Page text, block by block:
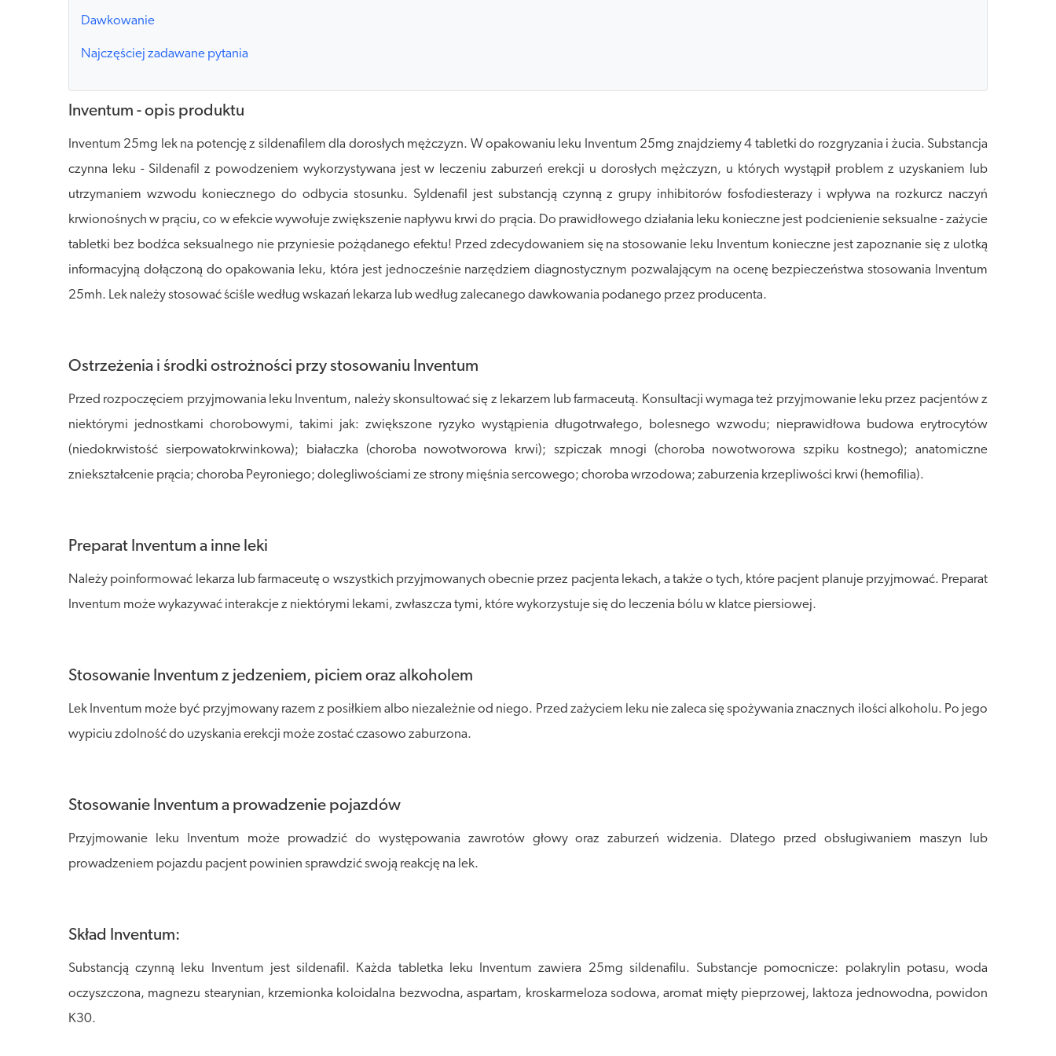
Dawkowanie
Najczęściej zadawane pytania
Inventum - opis produktu
Inventum 25mg lek na potencję z sildenafilem dla dorosłych mężczyzn. W opakowaniu leku Inventum 25mg znajdziemy 4 tabletki do rozgryzania i żucia. Substancja
czynna leku - Sildenafil z powodzeniem wykorzystywana jest w leczeniu zaburzeń erekcji u dorosłych mężczyzn, u których wystąpił problem z uzyskaniem lub
utrzymaniem wzwodu koniecznego do odbycia stosunku. Syldenafil jest substancją czynną z grupy inhibitorów fosfodiesterazy i wpływa na rozkurcz naczyń
krwionośnych w prąciu, co w efekcie wywołuje zwiększenie napływu krwi do prącia. Do prawidłowego działania leku konieczne jest podcienienie seksualne - zażycie
tabletki bez bodźca seksualnego nie przyniesie pożądanego efektu! Przed zdecydowaniem się na stosowanie leku Inventum konieczne jest zapoznanie się z ulotką
informacyjną dołączoną do opakowania leku, która jest jednocześnie narzędziem diagnostycznym pozwalającym na ocenę bezpieczeństwa stosowania Inventum
25mh. Lek należy stosować ściśle według wskazań lekarza lub według zalecanego dawkowania podanego przez producenta.
Ostrzeżenia i środki ostrożności przy stosowaniu Inventum
Przed rozpoczęciem przyjmowania leku Inventum, należy skonsultować się z lekarzem lub farmaceutą. Konsultacji wymaga też przyjmowanie leku przez pacjentów z
niektórymi jednostkami chorobowymi, takimi jak: zwiększone ryzyko wystąpienia długotrwałego, bolesnego wzwodu; nieprawidłowa budowa erytrocytów
(niedokrwistość sierpowatokrwinkowa); białaczka (choroba nowotworowa krwi); szpiczak mnogi (choroba nowotworowa szpiku kostnego); anatomiczne
zniekształcenie prącia; choroba Peyroniego; dolegliwościami ze strony mięśnia sercowego; choroba wrzodowa; zaburzenia krzepliwości krwi (hemofilia).
Preparat Inventum a inne leki
Należy poinformować lekarza lub farmaceutę o wszystkich przyjmowanych obecnie przez pacjenta lekach, a także o tych, które pacjent planuje przyjmować. Preparat
Inventum może wykazywać interakcje z niektórymi lekami, zwłaszcza tymi, które wykorzystuje się do leczenia bólu w klatce piersiowej.
Stosowanie Inventum z jedzeniem, piciem oraz alkoholem
Lek Inventum może być przyjmowany razem z posiłkiem albo niezależnie od niego. Przed zażyciem leku nie zaleca się spożywania znacznych ilości alkoholu. Po jego
wypiciu zdolność do uzyskania erekcji może zostać czasowo zaburzona.
Stosowanie Inventum a prowadzenie pojazdów
Przyjmowanie leku Inventum może prowadzić do występowania zawrotów głowy oraz zaburzeń widzenia. Dlatego przed obsługiwaniem maszyn lub
prowadzeniem pojazdu pacjent powinien sprawdzić swoją reakcję na lek.
Skład Inventum:
Substancją czynną leku Inventum jest sildenafil. Każda tabletka leku Inventum zawiera 25mg sildenafilu. Substancje pomocnicze: polakrylin potasu, woda
oczyszczona, magnezu stearynian, krzemionka koloidalna bezwodna, aspartam, kroskarmeloza sodowa, aromat mięty pieprzowej, laktoza jednowodna, powidon
K30.